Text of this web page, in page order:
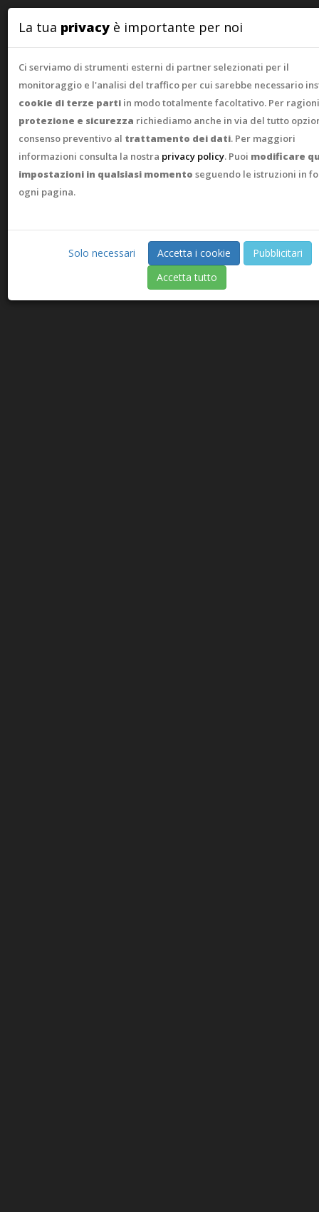
WebAsk
La tua privacy è importante per noi
Ci serviamo di strumenti esterni di partner selezionati per il
monitoraggio e l'analisi del traffico per cui sarebbe necessario
cookie di terze parti in modo totalmente facoltativo. Per
protezione e sicurezza richiediamo anche in via del tutto
consenso preventivo al trattamento dei dati. Per maggiori
informazioni consulta la nostra privacy policy. Puoi modificare
impostazioni in qualsiasi momento seguendo le istruzioni in
ogni pagina.
Solo necessari Accetta i cookie
Pubblicitari
Accetta tutto